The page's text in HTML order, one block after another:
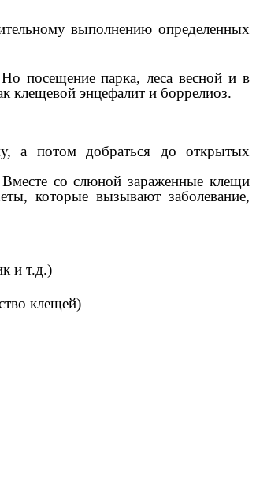
выполнению определенных
посещение парка, леса весной и в
клещевой энцефалит и боррелиоз.
а потом добраться до открытых
со слюной зараженные клещи
которые вызывают заболевание,
и т.д.)
клещей)